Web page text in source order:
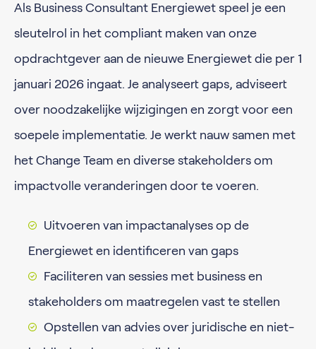
Als Business Consultant Energiewet speel je een
sleutelrol in het compliant maken van onze
opdrachtgever aan de nieuwe Energiewet die per 1
januari 2026 ingaat. Je analyseert gaps, adviseert
over noodzakelijke wijzigingen en zorgt voor een
soepele implementatie. Je werkt nauw samen met
het Change Team en diverse stakeholders om
impactvolle veranderingen door te voeren.
Uitvoeren van impactanalyses op de
Energiewet en identificeren van gaps
Faciliteren van sessies met business en
stakeholders om maatregelen vast te stellen
Opstellen van advies over juridische en niet-